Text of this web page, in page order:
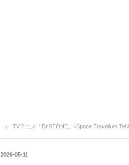
TVアニメ「Dr.STONE」×Space Travelium TeNQ
2026-05-11